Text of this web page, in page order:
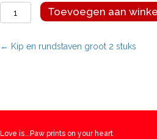
Combistaaf
kip
vis
Toevoegen aan
Posts
← Kip en rundstaven groot 2 stuks
Love is...Paw prints on your heart